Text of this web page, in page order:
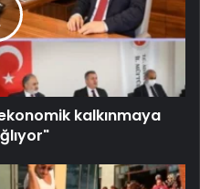
kalkınmaya